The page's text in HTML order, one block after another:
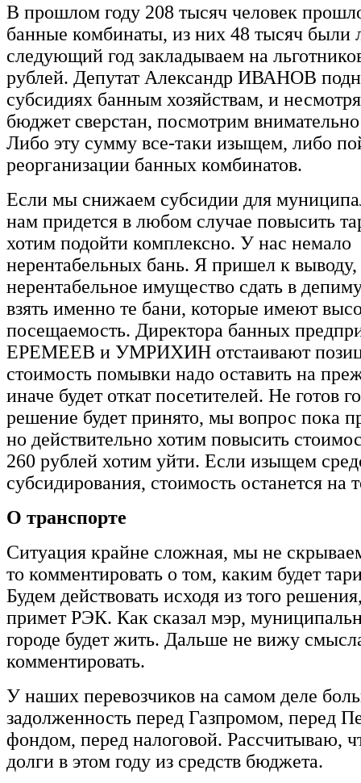
В прошлом году 208 тысяч человек
банные комбинаты, из них 48 тысяч были
следующий год закладываем на
рублей. Депутат Александр ИВАНОВ
субсидиях банным хозяйствам, и
бюджет сверстан, посмотрим
Либо эту сумму все-таки изыщем, либо
реорганизации банных комбинатов.
Если мы снижаем субсидии для
нам придется в любом случае повысить
хотим подойти комплексно. У нас немало
нерентабельных бань. Я пришел к
нерентабельное имущество сдать в
взять именно те бани, которые имеют
посещаемость. Директора банных
ЕРЕМЕЕВ и УМРИХИН отстаивают
стоимость помывки надо оставить на
иначе будет откат посетителей. Не готов
решение будет принято, мы вопрос пока
но действительно хотим повысить
260 рублей хотим уйти. Если изыщем
субсидирования, стоимость останется на
О транспорте
Ситуация крайне сложная, мы не
то комментировать о том, каким будет
Будем действовать исходя из того
примет РЭК. Как сказал мэр,
городе будет жить. Дальше не вижу
комментировать.
У наших перевозчиков на самом деле
задолженность перед Газпромом, перед
фондом, перед налоговой. Рассчитываю,
долги в этом году из средств бюджета.